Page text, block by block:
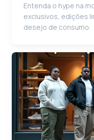
Entenda o hype na
exclusivos, edições
desejo de consumo.